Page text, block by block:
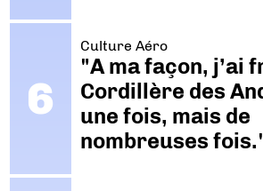
Culture Aéro
"A ma façon, j’ai
Cordillère des
une fois, mais de
nombreuses